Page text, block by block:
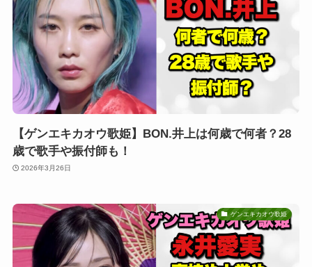
【ゲンエキカオウ歌姫】BON.井上は何歳で何者？28
歳で歌手や振付師も！
2026年3月26日
ゲンエキカオウ歌姫